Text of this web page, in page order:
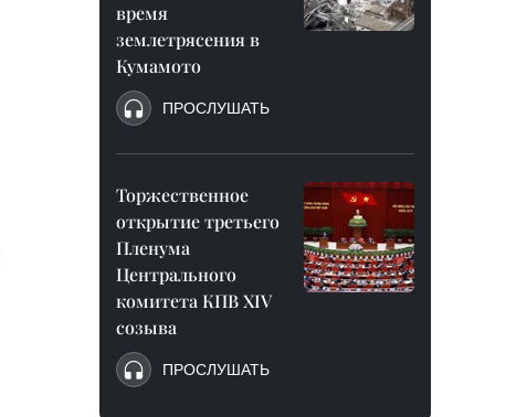
время
землетрясения в
Кумамото
ПРОСЛУШАТЬ
Торжественное
открытие третьего
Пленума
Центрального
комитета КПВ XIV
созыва
ПРОСЛУШАТЬ